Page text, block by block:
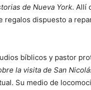
de Nueva York. Allí
regalos dispuesto a
bíblicos y pastor
la visita de San
Su medio de